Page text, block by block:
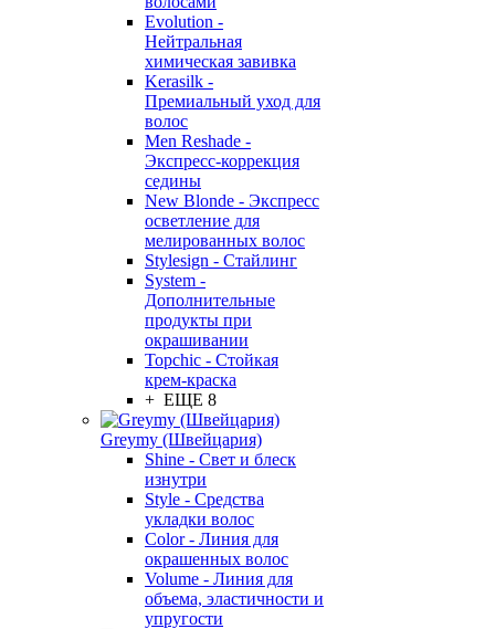
Evolution -
Нейтральная
химическая завивка
Kerasilk -
Премиальный уход для
волос
Men Reshade -
Экспресс-коррекция
седины
New Blonde - Экспресс
осветление для
мелированных волос
Stylesign - Стайлинг
System -
Дополнительные
продукты при
окрашивании
Topchic - Стойкая
крем-краска
+ ЕЩЕ 8
Greymy (Швейцария)
Shine - Свет и блеск
изнутри
Style - Средства
укладки волос
Color - Линия для
окрашенных волос
Volume - Линия для
объема, эластичности и
упругости